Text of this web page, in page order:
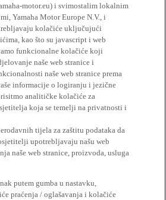
motor.eu) i svimostalim lokalnim
Yamaha Motor Europe N.V., i
kolačiće uključujući
kao što su javascript i web
funkcionalne kolačiće koji
naše web stranice i
naše web stranice prema
informacije o logiranju i jezične
analitičke kolačiće za
koja se temelji na privatnosti i
tijela za zaštitu podataka da
upotrebljavaju našu web
naše web stranice, proizvoda, usluga
putem gumba u nastavku,
praćenja / oglašavanja i kolačiće